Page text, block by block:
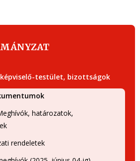
testület, bizottságok
határozatok,
rendeletek